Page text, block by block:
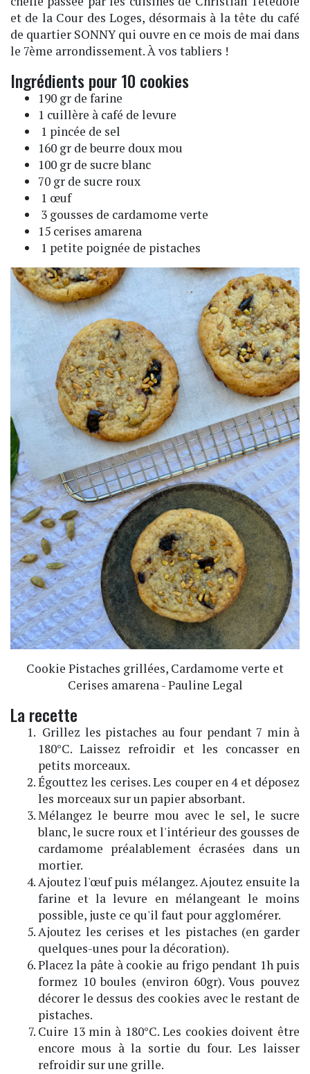
et de la Cour des Loges, désormais à la tête du café
de quartier SONNY qui ouvre en ce mois de mai dans
le 7ème arrondissement. À vos tabliers !
Ingrédients pour 10 cookies
190 gr de farine
1 cuillère à café de levure
1 pincée de sel
160 gr de beurre doux mou
100 gr de sucre blanc
70 gr de sucre roux
1 œuf
3 gousses de cardamome verte
15 cerises amarena
1 petite poignée de pistaches
Cookie Pistaches grillées, Cardamome verte et
Cerises amarena - Pauline Legal
La recette
Grillez les pistaches au four pendant 7 min à
180°C. Laissez refroidir et les concasser en
petits morceaux.
Égouttez les cerises. Les couper en 4 et déposez
les morceaux sur un papier absorbant.
Mélangez le beurre mou avec le sel, le sucre
blanc, le sucre roux et l'intérieur des gousses de
cardamome préalablement écrasées dans un
mortier.
Ajoutez l'œuf puis mélangez. Ajoutez ensuite la
farine et la levure en mélangeant le moins
possible, juste ce qu'il faut pour agglomérer.
Ajoutez les cerises et les pistaches (en garder
quelques-unes pour la décoration).
Placez la pâte à cookie au frigo pendant 1h puis
formez 10 boules (environ 60gr). Vous pouvez
décorer le dessus des cookies avec le restant de
pistaches.
Cuire 13 min à 180°C. Les cookies doivent être
encore mous à la sortie du four. Les laisser
refroidir sur une grille.